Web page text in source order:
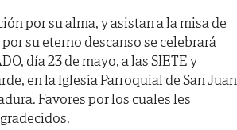
por su alma, y asistan a la misa de
su eterno descanso se celebrará
día 23 de mayo, a las SIETE y
en la Iglesia Parroquial de San Juan
Favores por los cuales les